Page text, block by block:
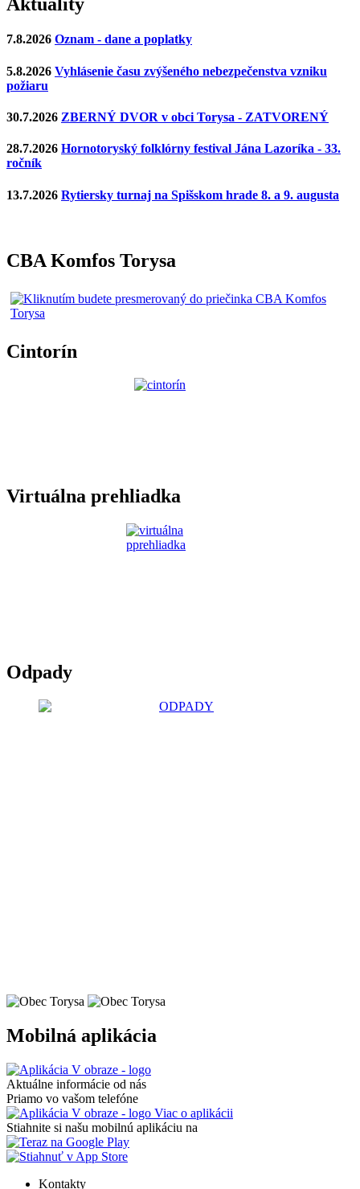
7.8.2026 Oznam - dane a poplatky
5.8.2026 Vyhlásenie času zvýšeného nebezpečenstva vzniku
požiaru
30.7.2026 ZBERNÝ DVOR v obci Torysa - ZATVORENÝ
28.7.2026 Hornotoryský folklórny festival Jána Lazoríka - 33.
ročník
13.7.2026 Rytiersky turnaj na Spišskom hrade 8. a 9. augusta
CBA Komfos Torysa
Cintorín
Virtuálna prehliadka
Odpady
Mobilná aplikácia
Aktuálne informácie od nás
Priamo vo vašom telefóne
Viac o aplikácii
Stiahnite si našu mobilnú aplikáciu na
Kontakty